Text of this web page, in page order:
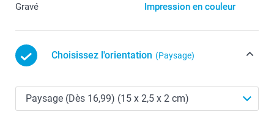
Gravé Impression en couleur
Choisissez l'orientation (Paysage)